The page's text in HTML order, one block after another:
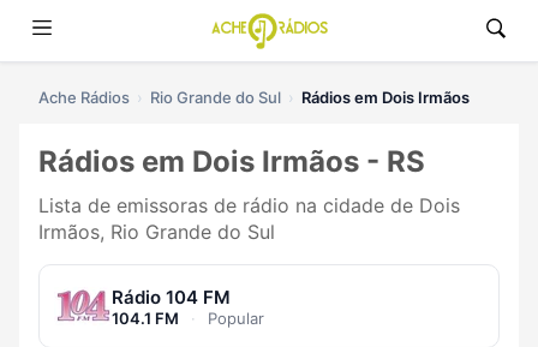
Ache Rádios Rio Grande do Sul Rádios em Dois Irmãos
Rádios em Dois Irmãos - RS
Lista de emissoras de rádio na cidade de Dois
Irmãos, Rio Grande do Sul
Rádio 104 FM
104.1 FM · Popular